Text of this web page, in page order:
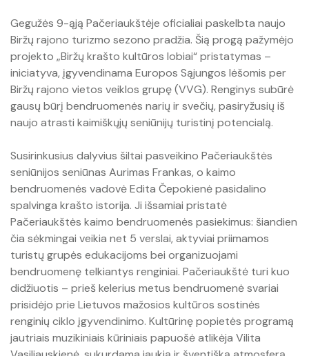
Gegužės 9-ąją Pačeriaukštėje oficialiai paskelbta naujo
Biržų rajono turizmo sezono pradžia. Šią progą pažymėjo
projekto „Biržų krašto kultūros lobiai“ pristatymas –
iniciatyva, įgyvendinama Europos Sąjungos lėšomis per
Biržų rajono vietos veiklos grupę (VVG). Renginys subūrė
gausų būrį bendruomenės narių ir svečių, pasiryžusių iš
naujo atrasti kaimiškųjų seniūnijų turistinį potencialą.
Susirinkusius dalyvius šiltai pasveikino Pačeriaukštės
seniūnijos seniūnas Aurimas Frankas, o kaimo
bendruomenės vadovė Edita Čepokienė pasidalino
spalvinga krašto istorija. Ji išsamiai pristatė
Pačeriaukštės kaimo bendruomenės pasiekimus: šiandien
čia sėkmingai veikia net 5 verslai, aktyviai priimamos
turistų grupės edukacijoms bei organizuojami
bendruomenę telkiantys renginiai. Pačeriaukštė turi kuo
didžiuotis – prieš kelerius metus bendruomenė svariai
prisidėjo prie Lietuvos mažosios kultūros sostinės
renginių ciklo įgyvendinimo. Kultūrinę popietės programą
jautriais muzikiniais kūriniais papuošė atlikėja Vilita